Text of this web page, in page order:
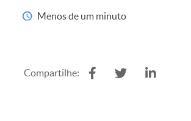
Menos de um minuto
Compartilhe: